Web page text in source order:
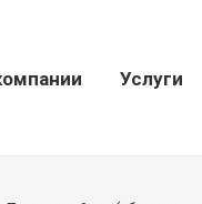
Услуги